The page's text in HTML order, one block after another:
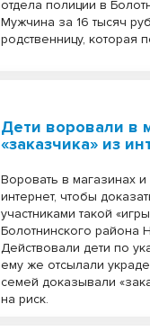
отдела полиции в
Мужчина за 16 тысяч
родственницу, которая
Дети воровали в
«заказчика» из
Воровать в магазинах
интернет, чтобы
участниками такой
Болотнинского района
Действовали дети по
ему же отсылали
семей доказывали
на риск.